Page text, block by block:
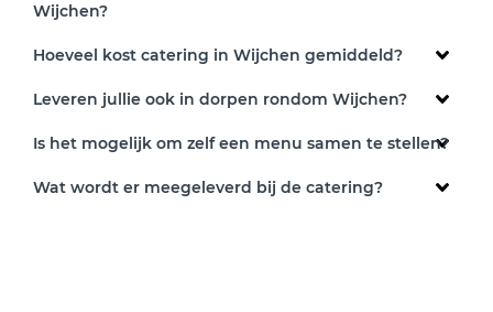
Wijchen?
Hoeveel kost catering in Wijchen gemiddeld?
Leveren jullie ook in dorpen rondom Wijchen?
Is het mogelijk om zelf een menu samen te stellen?
Wat wordt er meegeleverd bij de catering?